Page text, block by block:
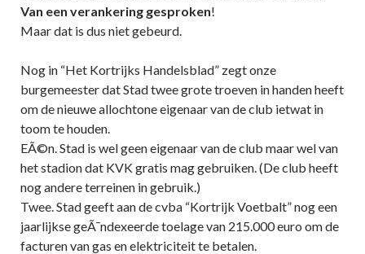
Van een verankering gesproken!
Maar dat is dus niet gebeurd.
Nog in “Het Kortrijks Handelsblad” zegt onze
burgemeester dat Stad twee grote troeven in handen heeft
om de nieuwe allochtone eigenaar van de club ietwat in
toom te houden.
EÃ©n. Stad is wel geen eigenaar van de club maar wel van
het stadion dat KVK gratis mag gebruiken. (De club heeft
nog andere terreinen in gebruik.)
Twee. Stad geeft aan de cvba “Kortrijk Voetbalt” nog een
jaarlijkse geÃ¯ndexeerde toelage van 215.000 euro om de
facturen van gas en elektriciteit te betalen.